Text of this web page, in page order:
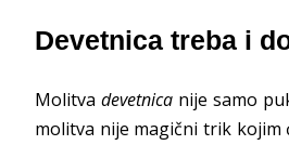
Devetnica treba i
Molitva devetnicanije samo
molitva nije magični trik kojim